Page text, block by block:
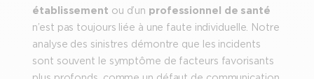
établissement ou d’un professionnel de santé
n’est pas toujours liée à une faute individuelle. Notre
analyse des sinistres démontre que les incidents
sont souvent le symptôme de facteurs favorisants